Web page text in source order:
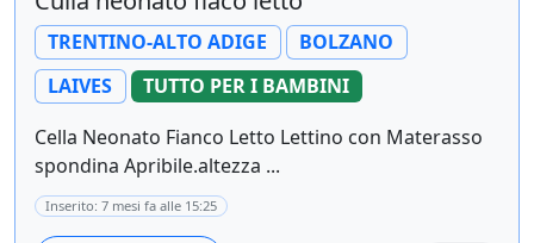
TRENTINO-ALTO ADIGE
BOLZANO
LAIVES
TUTTO PER I BAMBINI
Cella Neonato Fianco Letto Lettino con Materasso
spondina Apribile.altezza ...
Inserito: 7 mesi fa alle 15:25